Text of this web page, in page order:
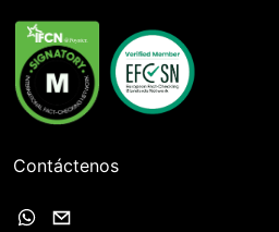
Contáctenos